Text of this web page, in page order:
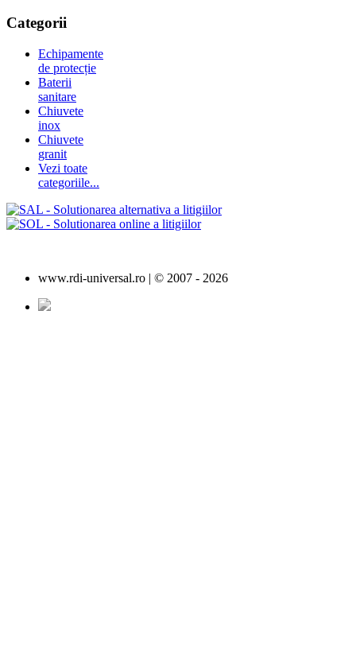
Categorii
Echipamente
de protecție
Baterii
sanitare
Chiuvete
inox
Chiuvete
granit
Vezi toate
categoriile...
www.rdi-universal.ro | © 2007 - 2026